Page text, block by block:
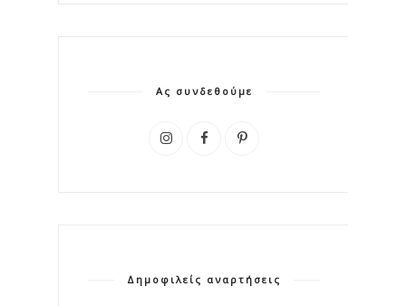
Ας συνδεθούμε
Δημοφιλείς αναρτήσεις